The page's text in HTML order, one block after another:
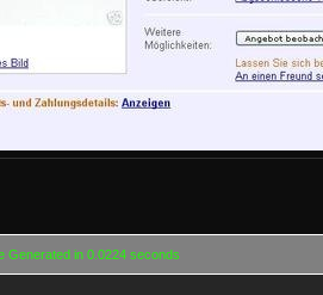
Generated in 0.0224 seconds